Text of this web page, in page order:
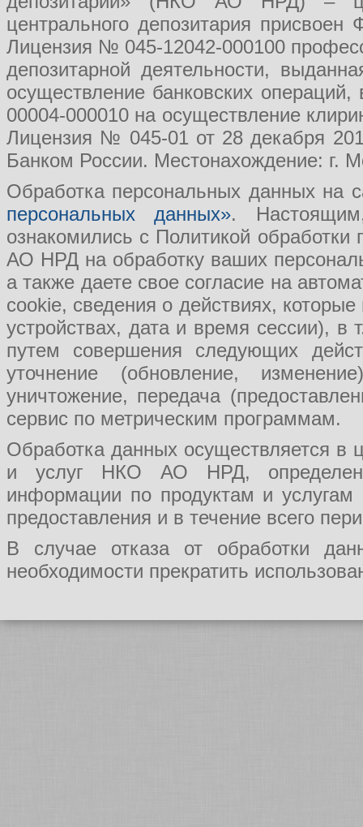
центрального депозитария
Лицензия № 045-12042-000100
депозитарной деятельности,
осуществление банковских
00004-000010 на осуществление
Лицензия № 045-01 от 28 декабря
Банком России. Местонахождение: г.
Обработка персональных данных на
персональных данных».
ознакомились с Политикой
АО НРД на обработку ваших
а также даете свое согласие на
cookie, сведения о действиях,
устройствах, дата и время сессии), в
путем совершения следующих
уточнение (обновление,
уничтожение, передача
сервис по метрическим программам.
Обработка данных осуществляется в
и услуг НКО АО НРД, определения
информации по продуктам и
предоставления и в течение всего
В случае отказа от обработки
необходимости прекратить